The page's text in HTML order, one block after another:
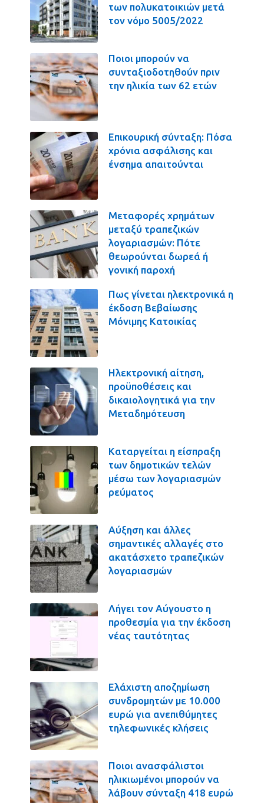
των πολυκατοικιών μετά
τον νόμο 5005/2022
Ποιοι μπορούν να
συνταξιοδοτηθούν πριν
την ηλικία των 62 ετών
Επικουρική σύνταξη: Πόσα
χρόνια ασφάλισης και
ένσημα απαιτούνται
Μεταφορές χρημάτων
μεταξύ τραπεζικών
λογαριασμών: Πότε
θεωρούνται δωρεά ή
γονική παροχή
Πως γίνεται ηλεκτρονικά η
έκδοση Βεβαίωσης
Μόνιμης Κατοικίας
Ηλεκτρονική αίτηση,
προϋποθέσεις και
δικαιολογητικά για την
Μεταδημότευση
Καταργείται η είσπραξη
των δημοτικών τελών
μέσω των λογαριασμών
ρεύματος
Αύξηση και άλλες
σημαντικές αλλαγές στο
ακατάσχετο τραπεζικών
λογαριασμών
Λήγει τον Αύγουστο η
προθεσμία για την έκδοση
νέας ταυτότητας
Ελάχιστη αποζημίωση
συνδρομητών με 10.000
ευρώ για ανεπιθύμητες
τηλεφωνικές κλήσεις
Ποιοι ανασφάλιστοι
ηλικιωμένοι μπορούν να
λάβουν σύνταξη 418 ευρώ